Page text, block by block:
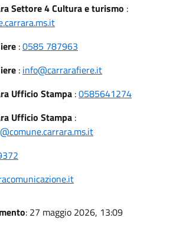
Settore 4 Cultura e turismo :
:0585 787963
: info@carrarafiere.it
Ufficio Stampa :0585641274
Ufficio Stampa :
: 27 maggio 2026, 13:09